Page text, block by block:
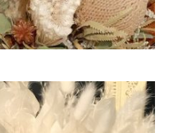
フラワー